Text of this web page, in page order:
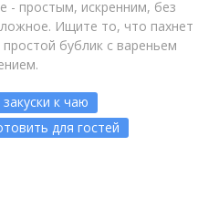
- простым, искренним, без
Ищите то, что пахнет
бублик с вареньем
закуски к чаю
для гостей